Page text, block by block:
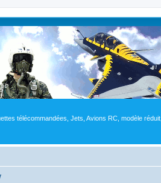
télécommandées, Jets, Avions RC, modèle réduit,